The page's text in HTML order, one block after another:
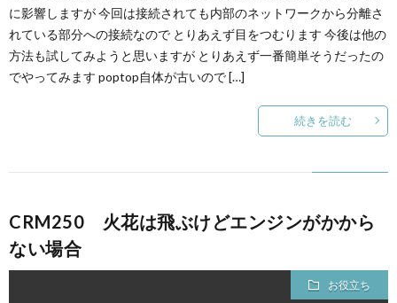
に影響しますが 今回は接続されても内部のネットワークから分離さ
れている部分への接続なので とりあえず目をつむります 今後は他の
方法も試してみようと思いますが とりあえず一番簡単そうだったの
でやってみます poptop自体が古いので […]
続きを読む
CRM250 火花は飛ぶけどエンジンがかから
ない場合
お役立ち